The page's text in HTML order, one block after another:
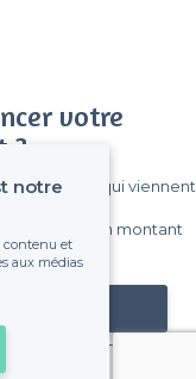
votre
?
de visiteurs qui viennent
payez un montant
la facture.
notre
contenu et
aux médias